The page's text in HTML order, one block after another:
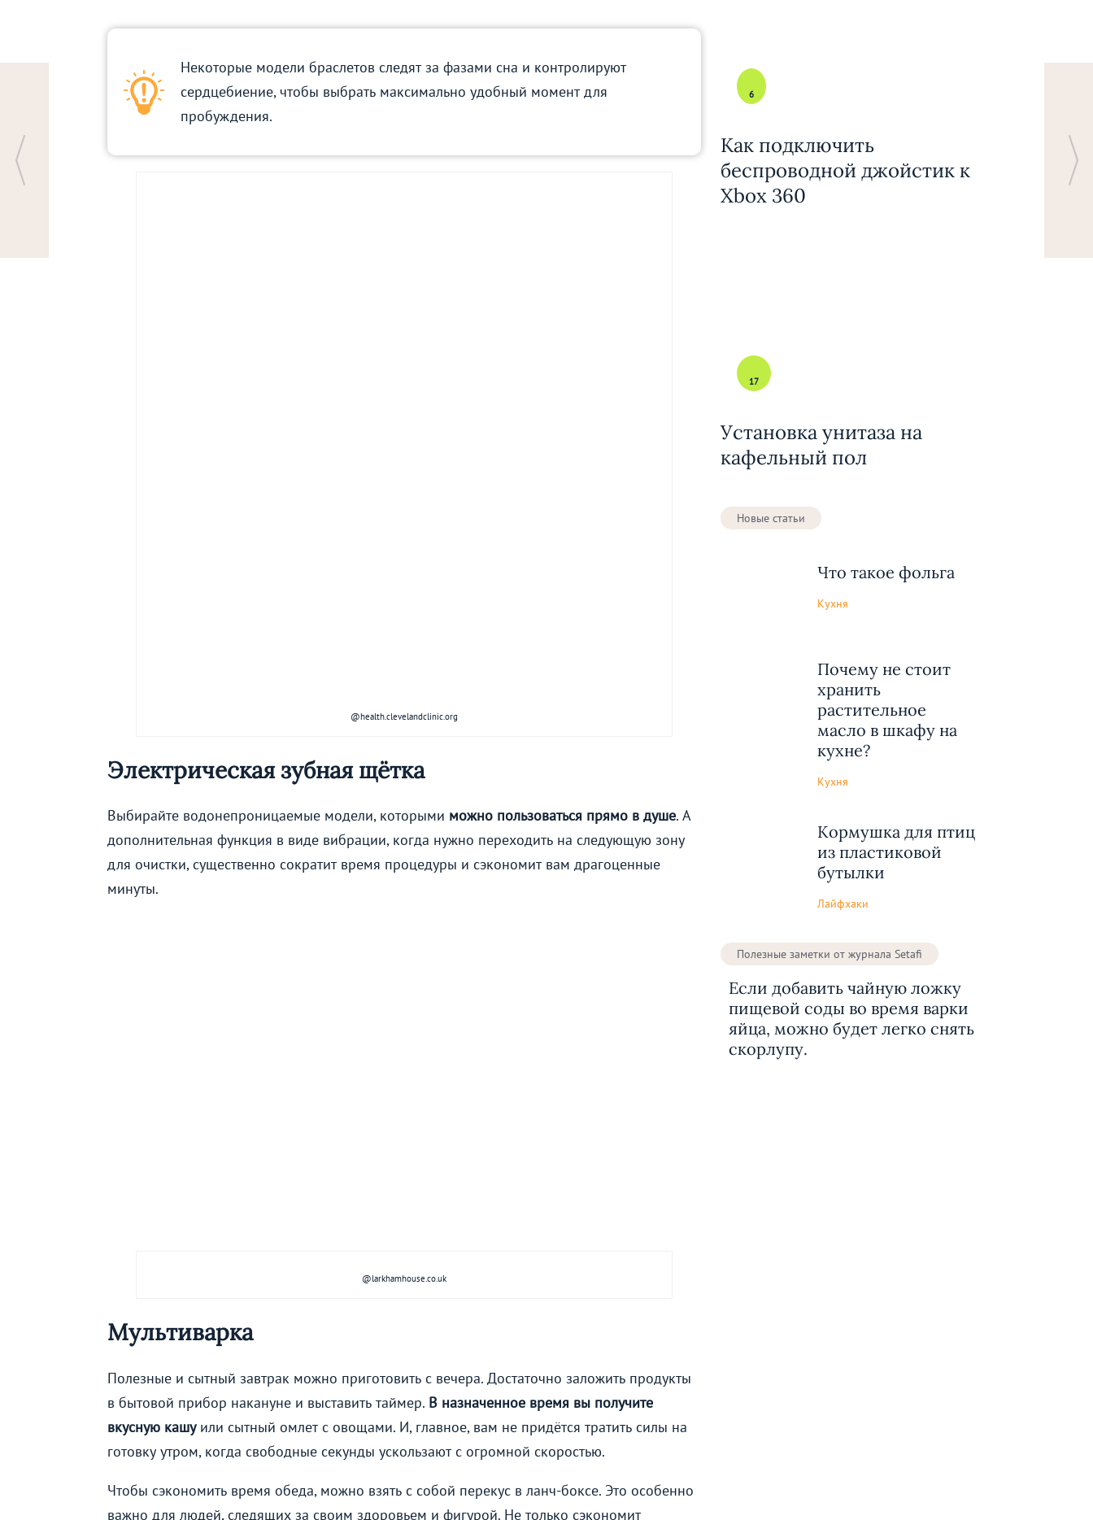
Некоторые модели браслетов следят за фазами сна и контролируют
сердцебиение, чтобы выбрать максимально удобный момент для
пробуждения.
@health.clevelandclinic.org
Электрическая зубная щётка
Выбирайте водонепроницаемые модели, которыми можно пользоваться прямо в душе. А
дополнительная функция в виде вибрации, когда нужно переходить на следующую зону
для очистки, существенно сократит время процедуры и сэкономит вам драгоценные
минуты.
@larkhamhouse.co.uk
Мультиварка
Полезные и сытный завтрак можно приготовить с вечера. Достаточно заложить продукты
в бытовой прибор накануне и выставить таймер. В назначенное время вы получите
вкусную кашуили сытный омлет с овощами. И, главное, вам не придётся тратить силы на
готовку утром, когда свободные секунды ускользают с огромной скоростью.
Чтобы сэкономить время обеда, можно взять с собой перекус в ланч-боксе. Это особенно
важно для людей, следящих за своим здоровьем и фигурой. Не только сэкономит
6
Как подключить
беспроводной джойстик к
Xbox 360
17
Установка унитаза на
кафельный пол
Новые статьи
Что такое фольга
Кухня
Почему не стоит
хранить
растительное
масло в шкафу на
кухне?
Кухня
Кормушка для птиц
из пластиковой
бутылки
Лайфхаки
Полезные заметки от журнала Setafi